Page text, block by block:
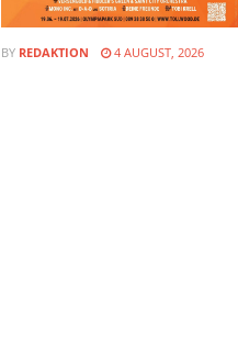
BY REDAKTION 4 AUGUST, 2026